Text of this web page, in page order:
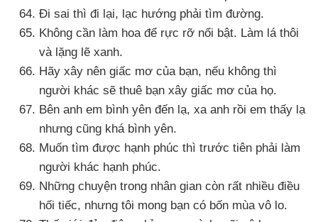
Đi sai thì đi lại, lạc hướng phải tìm đường.
Không cần làm hoa để rực rỡ nổi bật. Làm lá thôi
và lặng lẽ xanh.
Hãy xây nên giấc mơ của bạn, nếu không thì
người khác sẽ thuê bạn xây giấc mơ của họ.
Bên anh em bình yên đến lạ, xa anh rồi em thấy lạ
nhưng cũng khá bình yên.
Muốn tìm được hạnh phúc thì trước tiên phải làm
người khác hạnh phúc.
Những chuyện trong nhân gian còn rất nhiều điều
hối tiếc, nhưng tôi mong bạn có bốn mùa vô lo.